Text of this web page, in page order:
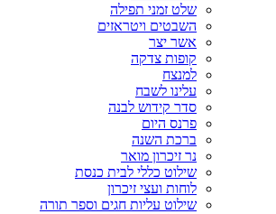
שלט זמני תפילה
השבטים ויטראזים
אשר יצר
קופות צדקה
למנצח
עלינו לשבח
סדר קידוש לבנה
פרנס היום
ברכת השנה
נר זיכרון מואר
שילוט כללי לבית כנסת
לוחות ועצי זיכרון
שילוט עליות חגים וספר תורה